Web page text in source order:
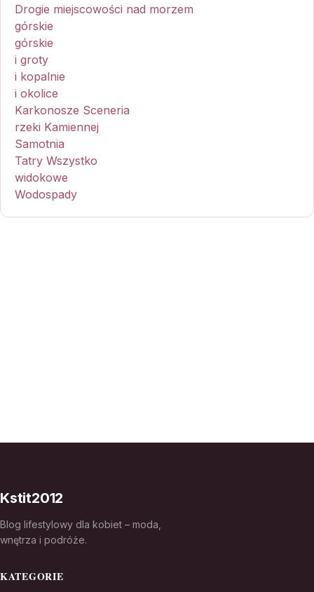
Drogie miejscowości nad morzem
górskie
górskie
i groty
i kopalnie
i okolice
Karkonosze Sceneria
rzeki Kamiennej
Samotnia
Tatry Wszystko
widokowe
Wodospady
Kstit2012
Blog lifestylowy dla kobiet – moda,
wnętrza i podróże.
KATEGORIE